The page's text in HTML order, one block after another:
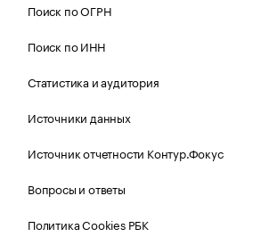
Поиск по ОГРН
Поиск по ИНН
Статистика и аудитория
Источники данных
Источник отчетности Контур.Фокус
Вопросы и ответы
Политика Cookies РБК